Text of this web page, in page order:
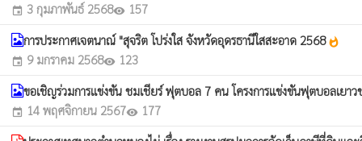
event 3 กุมภาพันธ์ 2568visibility 157
การประกาศเจตนาณ์ "สุจริต โปร่งใส จังหวัดอุดรธานีใสสะอาด 2568whatshot
event 9 มกราคม 2568visibility 123
ขอเชิญร่วมการแข่งขัน ชมเชียร์ ฟุตบอล 7 คน โครงการแข่งขันฟุตบอลเย
event 14 พฤศจิกายน 2567visibility 177